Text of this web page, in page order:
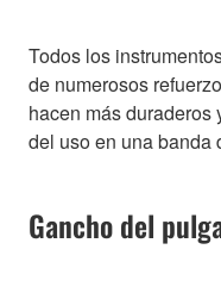
Todos los
de numerosos
hacen más duraderos
del uso en una banda
Gancho del